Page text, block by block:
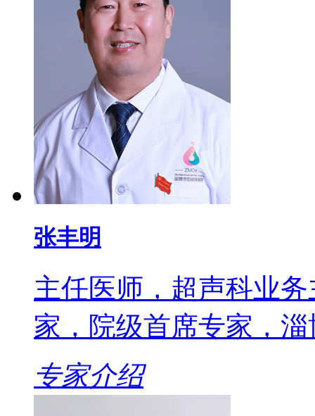
张丰明
主任医师，超声科业
家，院级首席专家，
专家介绍